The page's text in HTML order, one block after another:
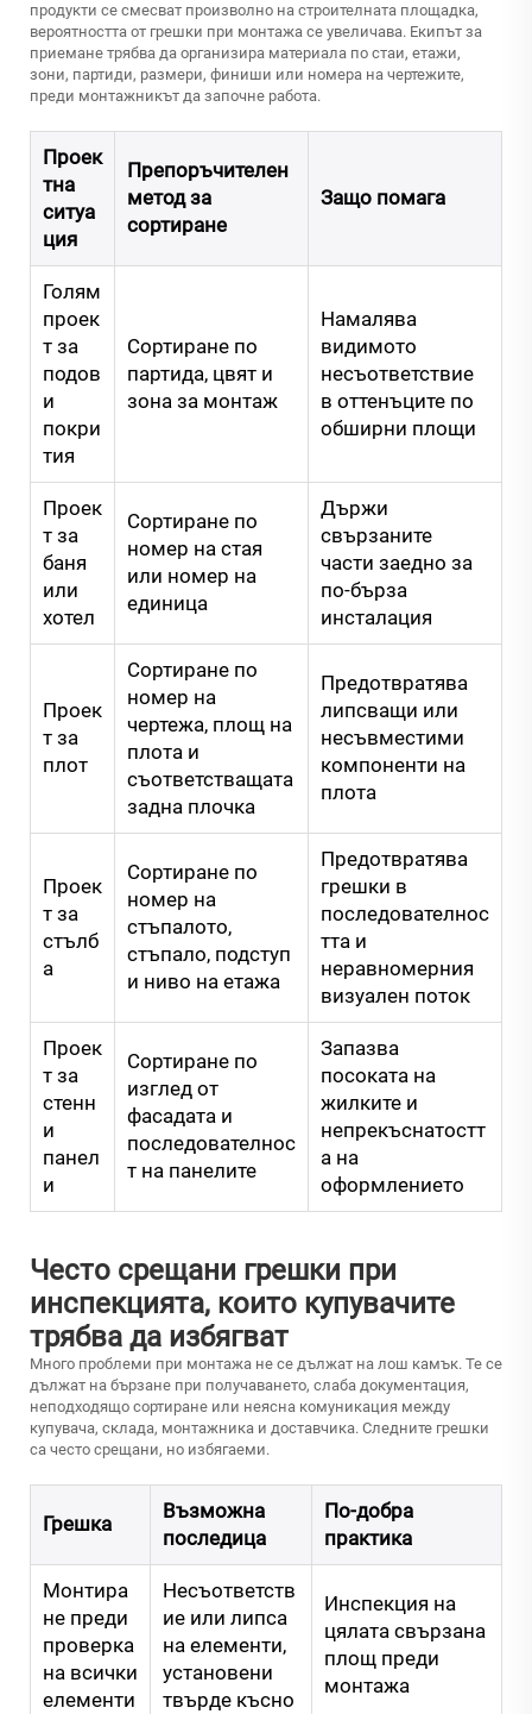
продукти се смесват произволно на строителната площадка,
вероятността от грешки при монтажа се увеличава. Екипът за
приемане трябва да организира материала по стаи, етажи,
зони, партиди, размери, финиши или номера на чертежите,
преди монтажникът да започне работа.
Проек
тна
ситуа
ция
Препоръчителен
метод за
сортиране
Защо помага
Голям
проек
т за
подов
и
покри
тия
Сортиране по
партида, цвят и
зона за монтаж
Намалява
видимото
несъответствие
в оттенъците по
обширни площи
Проек
т за
баня
или
хотел
Сортиране по
номер на стая
или номер на
единица
Държи
свързаните
части заедно за
по-бърза
инсталация
Проек
т за
плот
Сортиране по
номер на
чертежа, площ на
плота и
съответстващата
задна плочка
Предотвратява
липсващи или
несъвместими
компоненти на
плота
Проек
т за
стълб
а
Сортиране по
номер на
стъпалото,
стъпало, подступ
и ниво на етажа
Предотвратява
грешки в
последователнос
тта и
неравномерния
визуален поток
Проек
т за
стенн
и
панел
и
Сортиране по
изглед от
фасадата и
последователнос
т на панелите
Запазва
посоката на
жилките и
непрекъснатостт
а на
оформлението
Често срещани грешки при
инспекцията, които купувачите
трябва да избягват
Много проблеми при монтажа не се дължат на лош камък. Те се
дължат на бързане при получаването, слаба документация,
неподходящо сортиране или неясна комуникация между
купувача, склада, монтажника и доставчика. Следните грешки
са често срещани, но избягаеми.
Грешка
Възможна
последица
По-добра
практика
Монтира
не преди
проверка
на всички
елементи
Несъответств
ие или липса
на елементи,
установени
твърде късно
Инспекция на
цялата свързана
площ преди
монтажа